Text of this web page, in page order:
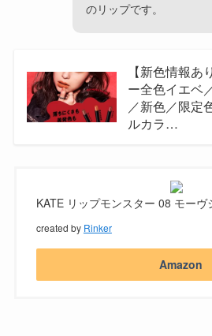
のリップです。
【新色情報
ー全色イエベ
／新色／限定
ルカラ…
KATE リップモンスター 08 モーヴ
created by Rinker
Amazon